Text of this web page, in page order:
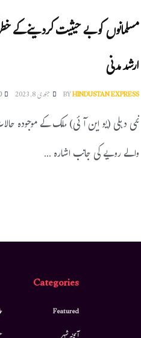
مسلمانوں کو بے حیثیت کردینے کے
ارشدمدنی
BYHINDUSTAN EXPRESS جنوری 8, 2023 0
نئی دہلی (یو این آئی) ملک کے موجودہ
والے رویے کی جانب اشارہ ...
Categories
Featured